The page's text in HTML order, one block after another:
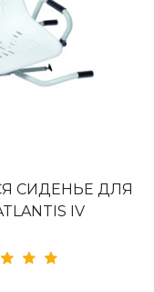
СИДЕНЬЕ ДЛЯ
IV